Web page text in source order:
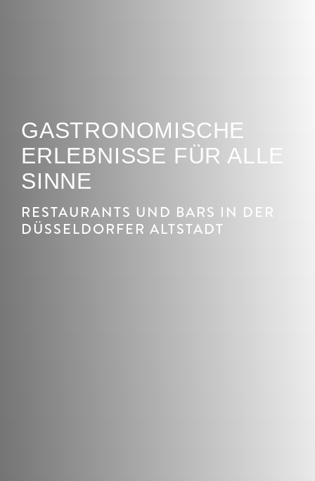
GASTRONOMISCHE
ERLEBNISSE FÜR ALLE
SINNE
RESTAURANTS UND BARS IN DER
DÜSSELDORFER ALTSTADT